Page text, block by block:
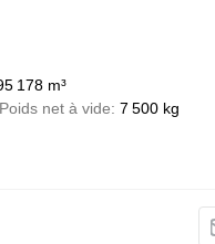
178 m³
Poids net à vide 7 500 kg